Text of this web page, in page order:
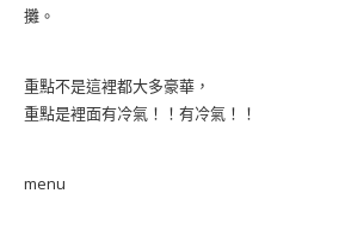
攤。
重點不是這裡都大多豪華，
重點是裡面有冷氣！！有冷氣！！
menu